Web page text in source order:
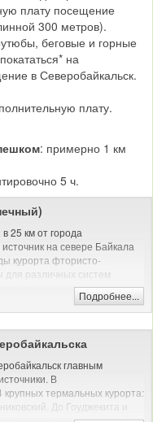
плату посещение
300 метров).
беговые и горные
на
в Северобайкальск.
плату.
: примерно 1 км
5 ч.
25 км от города
на севере Байкала
курорта фтористо-
для различных систем
двигательный аппарат
Подробнее...
главным
В
термальных курорта:
До Гоуджекита и